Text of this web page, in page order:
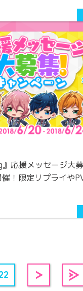
』応援メッセージ大
！限定リプライや